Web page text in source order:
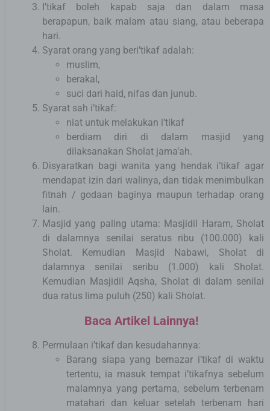
I’tikaf boleh kapab saja dan dalam masa
berapapun, baik malam atau siang, atau beberapa
hari.
Syarat orang yang beri’tikaf adalah:
muslim,
berakal,
suci dari haid, nifas dan junub.
Syarat sah i’tikaf:
niat untuk melakukan i’tikaf
berdiam diri di dalam masjid yang
dilaksanakan Sholat jama’ah.
Disyaratkan bagi wanita yang hendak i’tikaf agar
mendapat izin dari walinya, dan tidak menimbulkan
fitnah / godaan baginya maupun terhadap orang
lain.
Masjid yang paling utama: Masjidil Haram, Sholat
di dalamnya senilai seratus ribu (100.000) kali
Sholat. Kemudian Masjid Nabawi, Sholat di
dalamnya senilai seribu (1.000) kali Sholat.
Kemudian Masjidil Aqsha, Sholat di dalam senilai
dua ratus lima puluh (250) kali Sholat.
Baca Artikel Lainnya!
Permulaan i’tikaf dan kesudahannya:
Barang siapa yang bernazar i’tikaf di waktu
tertentu, ia masuk tempat i’tikafnya sebelum
malamnya yang pertama, sebelum terbenam
matahari dan keluar setelah terbenam hari